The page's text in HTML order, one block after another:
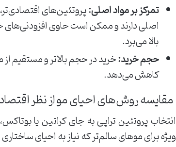
تمرکز بر مواد اصلی:پروتئین‌های
اصلی دارند و ممکن است حاوی
بالا می‌برد.
حجم خرید:خرید در حجم بالاتر و مستقیم از
کاهش می‌دهد.
مقایسه روش‌های احیای مو از نظر
انتخاب پروتئین تراپی به جای کراتین یا
ویژه برای موهای سالم‌تر که نیاز به احیای